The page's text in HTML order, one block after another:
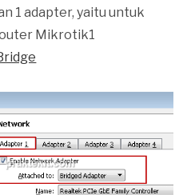
1 adapter, yaitu untuk
Mikrotik1